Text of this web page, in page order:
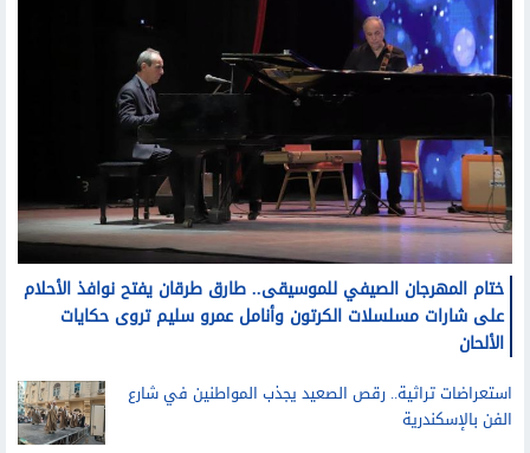
ختام المهرجان الصيفي للموسيقى.. طارق طرقان يفتح نوافذ الأحلام
على شارات مسلسلات الكرتون وأنامل عمرو سليم تروى حكايات
الألحان
استعراضات تراثية.. رقص الصعيد يجذب المواطنين في شارع
الفن بالإسكندرية